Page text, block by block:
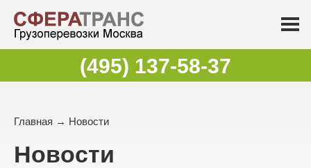
(495) 137-58-37
Главная → Новости
Новости